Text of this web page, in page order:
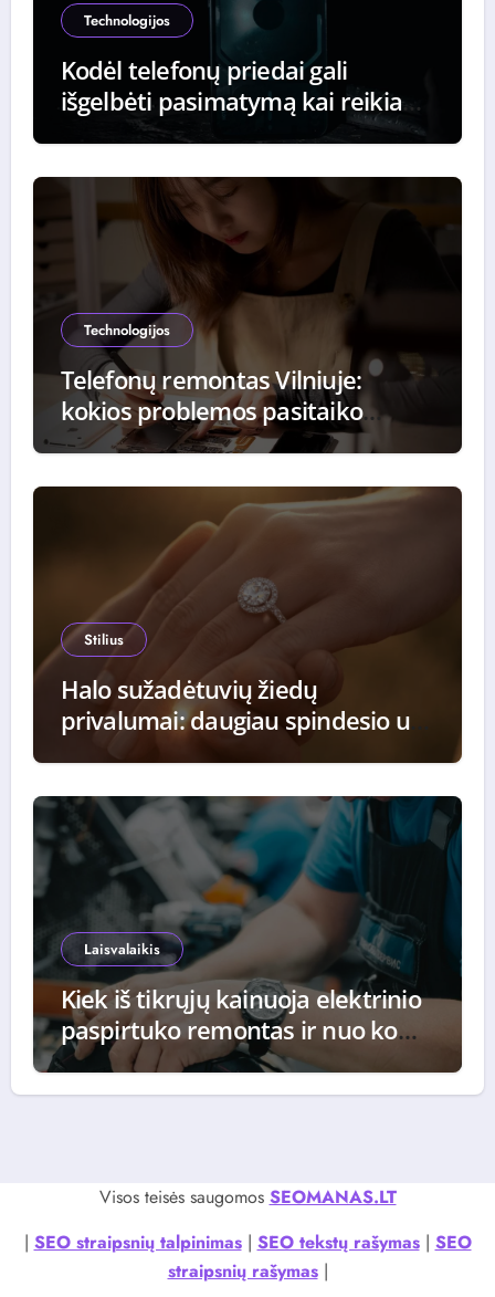
Technologijos
Kodėl telefonų priedai gali
išgelbėti pasimatymą kai reikia
iškviesti taksi paskutinę minutę
Technologijos
Telefonų remontas Vilniuje:
kokios problemos pasitaiko
dažniausiai ir kaip jos
Stilius
Halo sužadėtuvių žiedų
privalumai: daugiau spindesio už
tą pačią kainą
Laisvalaikis
Kiek iš tikrųjų kainuoja elektrinio
paspirtuko remontas ir nuo ko
priklauso galutinė suma
Visos teisės saugomos SEOMANAS.LT
| SEO straipsnių talpinimas| SEO tekstų rašymas| SEO
straipsnių rašymas|